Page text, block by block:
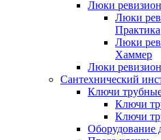
Люки
Люки
Практика
Люки
Хаммер
Люки
Сантехнический
Ключи
Ключи
Ключи
Оборудование